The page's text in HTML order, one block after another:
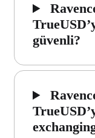
güvenli?